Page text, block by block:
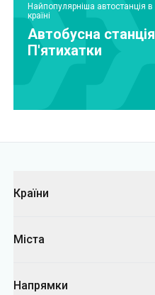
Найпопулярніша автостанція в
країні
Автобусна станція
П'ятихатки
Країни
Міста
Напрямки